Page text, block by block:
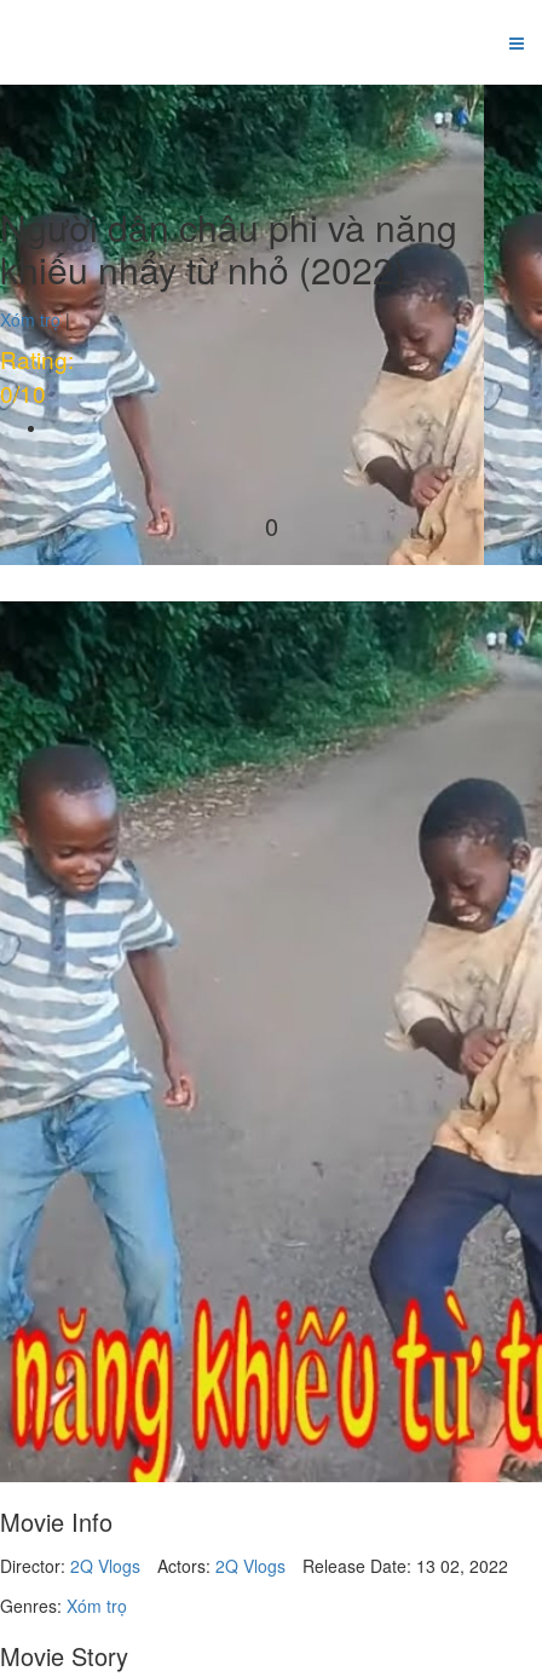
Người dân châu phi và năng
khiếu nhẩy từ nhỏ (2022)
Xóm trọ|
Rating:
0/10
0
Movie Info
Director: 2Q Vlogs Actors: 2Q Vlogs Release Date: 13 02, 2022
Genres: Xóm trọ
Movie Story